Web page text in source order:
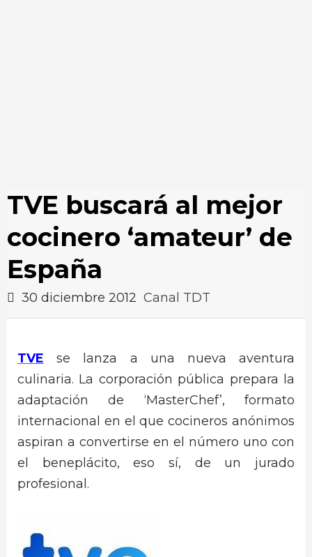
TVE buscará al mejor
cocinero ‘amateur’ de
España
30 diciembre 2012 Canal TDT
TVE se lanza a una nueva aventura
culinaria. La corporación pública prepara la
adaptación de ‘MasterChef’, formato
internacional en el que cocineros anónimos
aspiran a convertirse en el número uno con
el beneplácito, eso sí, de un jurado
profesional.